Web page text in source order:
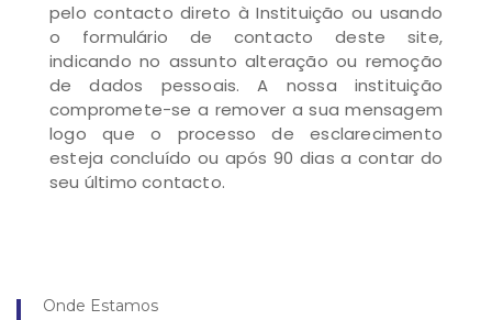
pelo contacto direto à Instituição ou usando
o formulário de contacto deste site,
indicando no assunto alteração ou remoção
de dados pessoais. A nossa instituição
compromete-se a remover a sua mensagem
logo que o processo de esclarecimento
esteja concluído ou após 90 dias a contar do
seu último contacto.
Onde Estamos